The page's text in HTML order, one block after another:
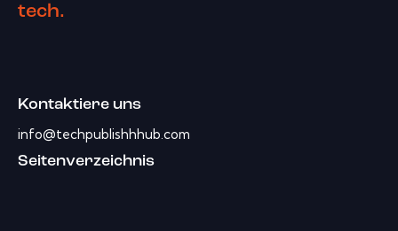
tech.
Kontaktiere uns
info@techpublishhhub.com
Seitenverzeichnis